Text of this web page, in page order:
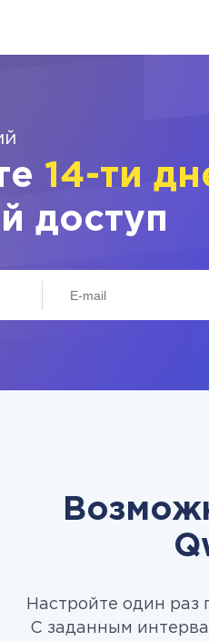
14-ти
доступ
Настройте один раз
С заданным